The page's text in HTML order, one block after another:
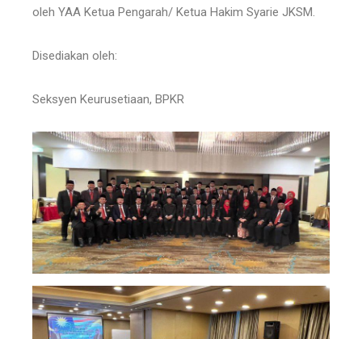
oleh YAA Ketua Pengarah/ Ketua Hakim Syarie JKSM.
Disediakan oleh:
Seksyen Keurusetiaan, BPKR